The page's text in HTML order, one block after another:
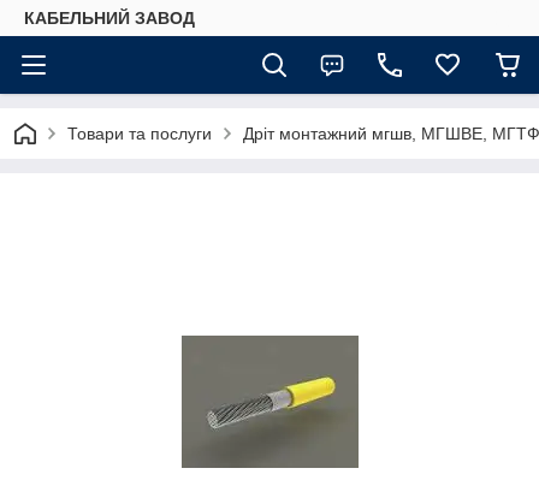
КАБЕЛЬНИЙ ЗАВОД
Товари та послуги Дріт монтажний мгшв, МГШВЕ,